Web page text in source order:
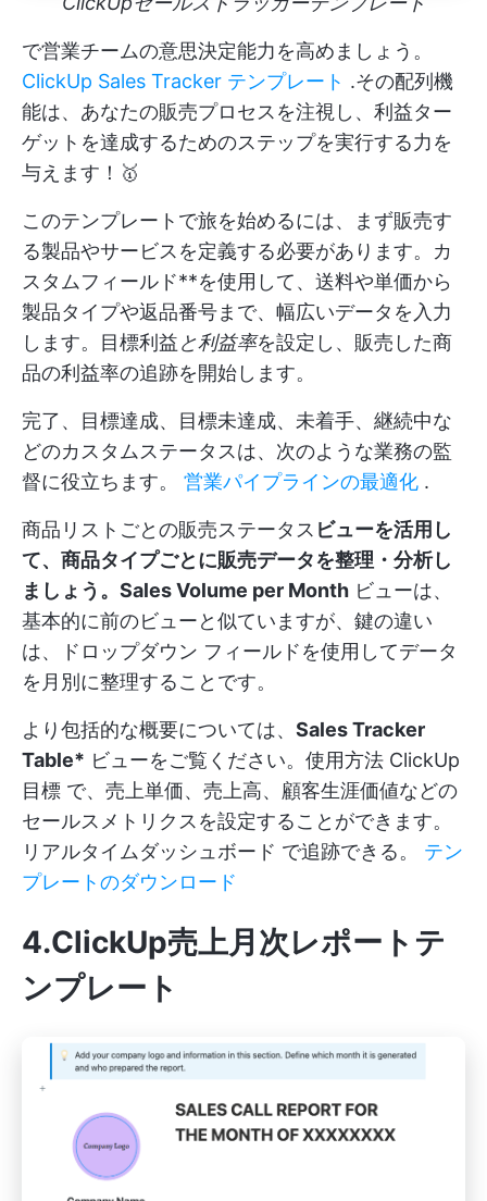
で営業チームの意思決定能力を高めましょう。
ClickUp Sales Tracker テンプレート .その配列機
能は、あなたの販売プロセスを注視し、利益ター
ゲットを達成するためのステップを実行する力を
与えます！🥇
このテンプレートで旅を始めるには、まず販売す
る製品やサービスを定義する必要があります。カ
スタムフィールド**を使用して、送料や単価から
製品タイプや返品番号まで、幅広いデータを入力
します。目標利益と利益率を設定し、販売した商
品の利益率の追跡を開始します。
完了、目標達成、目標未達成、未着手、継続中な
どのカスタムステータスは、次のような業務の監
督に役立ちます。 営業パイプラインの最適化 .
商品リストごとの販売ステータス ビューを活用し
て、商品タイプごとに販売データを整理・分析し
ましょう。Sales Volume per Month ビューは、
基本的に前のビューと似ていますが、鍵の違い
は、ドロップダウン フィールドを使用してデータ
を月別に整理することです。
より包括的な概要については、 Sales Tracker
Table* ビューをご覧ください。使用方法 ClickUp
目標 で、売上単価、売上高、顧客生涯価値などの
セールスメトリクスを設定することができます。
リアルタイムダッシュボード で追跡できる。 テン
プレートのダウンロード
4.ClickUp売上月次レポートテ
ンプレート